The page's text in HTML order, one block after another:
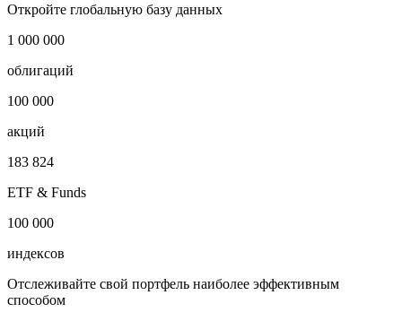
Откройте глобальную базу данных
1 000 000
облигаций
100 000
акций
183 824
ETF & Funds
100 000
индексов
Отслеживайте свой портфель наиболее эффективным
способом